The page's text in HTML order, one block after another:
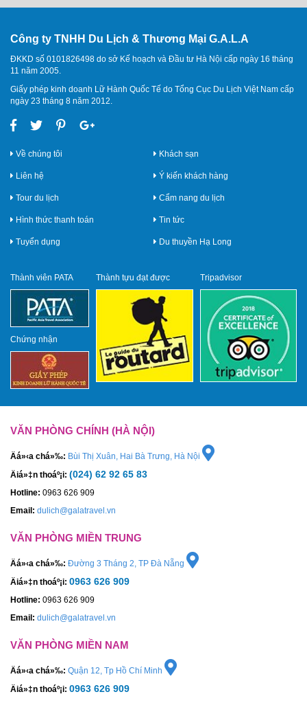
Công ty TNHH Du Lịch & Thương Mại G.A.L.A
ĐKKD số 0101826498 do sở Kế hoạch và Đầu tư Hà Nội cấp ngày 16 tháng
11 năm 2005.
Giấy phép kinh doanh Lữ Hành Quốc Tế do Tổng Cục Du Lịch Việt Nam cấp
ngày 23 tháng 8 năm 2012.
Về chúng tôi
Liên hệ
Tour du lịch
Hình thức thanh toán
Tuyển dụng
Khách sạn
Ý kiến khách hàng
Cẩm nang du lịch
Tin tức
Du thuyền Hạ Long
Thành viên PATA
Chứng nhận
Thành tựu đạt được Tripadvisor
VĂN PHÒNG CHÍNH (HÀ NỘI)
Äá»‹a chá»‰: Bùi Thị Xuân, Hai Bà Trưng, Hà Nội
Äiá»‡n thoáº¡i: (024) 62 92 65 83
Hotline: 0963 626 909
Email: dulich@galatravel.vn
VĂN PHÒNG MIỀN TRUNG
Äá»‹a chá»‰: Đường 3 Tháng 2, TP Đà Nẵng
Äiá»‡n thoáº¡i: 0963 626 909
Hotline: 0963 626 909
Email: dulich@galatravel.vn
VĂN PHÒNG MIỀN NAM
Äá»‹a chá»‰: Quận 12, Tp Hồ Chí Minh
Äiá»‡n thoáº¡i: 0963 626 909